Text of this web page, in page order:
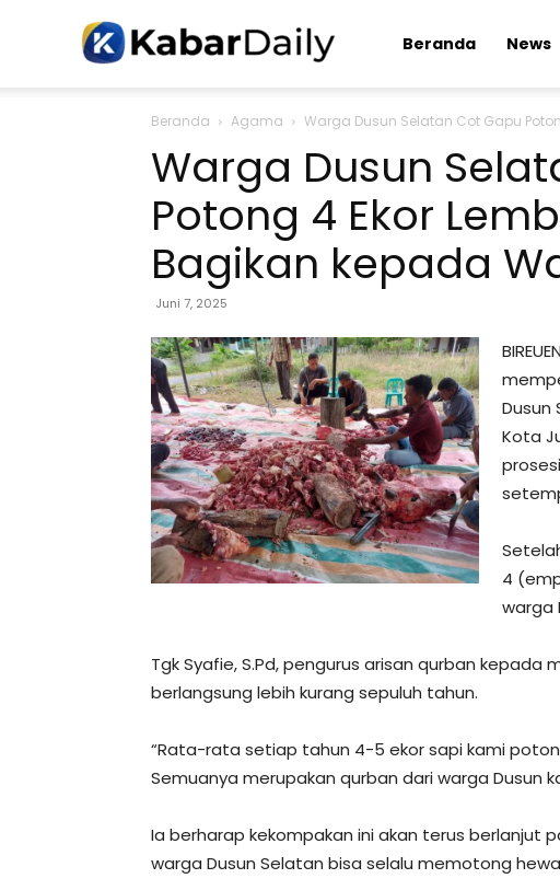
Kabardaily.com
Beranda News
Beranda Agama Warga Dusun Selatan Cot Gapu
Warga Dusun
Potong 4 Ekor
Bagikan kepada
Juni 7, 2025
Kota
4
warga
Tgk Syafie, S.Pd, pengurus arisan qurban
berlangsung lebih kurang sepuluh tahun.
“Rata-rata setiap tahun 4-5 ekor sapi kami
Semuanya merupakan qurban dari warga Dusun
Ia berharap kekompakan ini akan terus berlanjut
warga Dusun Selatan bisa selalu memotong